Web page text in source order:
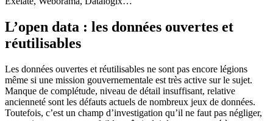
L’open data : les données ouvertes et
réutilisables
Les données ouvertes et réutilisables ne sont pas encore légions
même si une mission gouvernementale est très active sur le sujet.
Manque de complétude, niveau de détail insuffisant, relative
ancienneté sont les défauts actuels de nombreux jeux de données.
Toutefois, c’est un champ d’investigation qu’il ne faut pas négliger,